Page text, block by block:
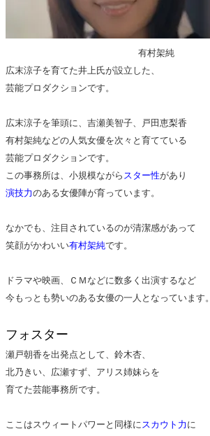
有村架純
広末涼子を育てた井上氏が設立した、
芸能プロダクションです。
広末涼子を筆頭に、吉瀬美智子、戸田恵梨香
有村架純などの人気女優を次々と育てている
芸能プロダクションです。
この事務所は、小規模ながら スター性があり
演技力のある女優陣が育っています。
なかでも、注目されているのが清潔感があって
笑顔がかわいい有村架純です。
ドラマや映画、ＣＭなどに数多く出演するなど
今もっとも勢いのある女優の一人となっています。
フォスター
瀬戸朝香を出発点として、鈴木杏、
北乃きい、広瀬すず、アリス姉妹らを
育てた芸能事務所です。
ここはスウィートパワーと同様にスカウト力 に